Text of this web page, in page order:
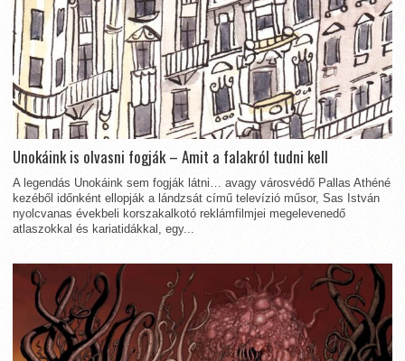
Unokáink is olvasni fogják – Amit a falakról tudni kell
A legendás Unokáink sem fogják látni… avagy városvédő Pallas Athéné
kezéből időnként ellopják a lándzsát című televízió műsor, Sas István
nyolcvanas évekbeli korszakalkotó reklámfilmjei megelevenedő
atlaszokkal és kariatidákkal, egy...